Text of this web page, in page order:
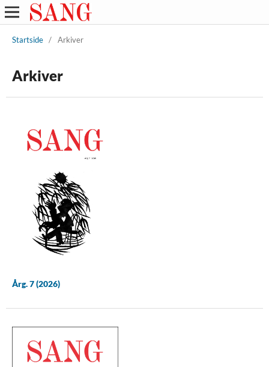
Startside / Arkiver
Arkiver
Årg. 7 (2026)